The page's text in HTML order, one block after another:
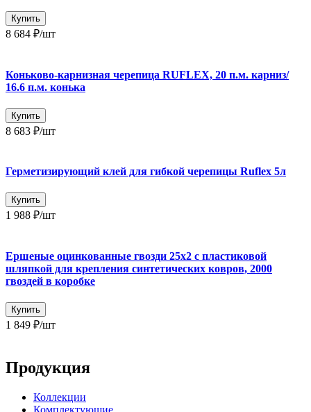
Купить
8 684 ₽/шт
Коньково-карнизная черепица RUFLEX, 20 п.м. карниз/
16.6 п.м. конька
Купить
8 683 ₽/шт
Герметизирующий клей для гибкой черепицы Ruflex 5л
Купить
1 988 ₽/шт
Ершеные оцинкованные гвозди 25x2 с пластиковой
шляпкой для крепления синтетических ковров, 2000
гвоздей в коробке
Купить
1 849 ₽/шт
Продукция
Коллекции
Комплектующие